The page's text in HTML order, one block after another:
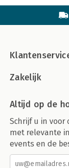
Zakelijk
Altijd op de
Schrijf u in voor
met relevante
events en de